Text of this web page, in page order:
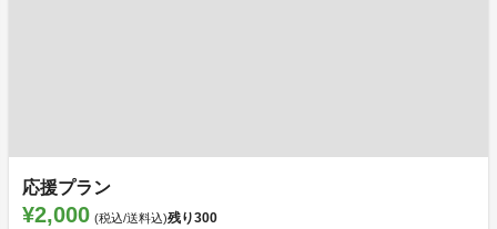
応援プラン
¥2,000 (税込/送料込)残り300